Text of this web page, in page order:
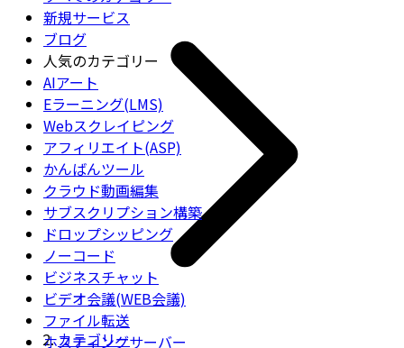
新規サービス
ブログ
人気のカテゴリー
AIアート
Eラーニング(LMS)
Webスクレイピング
アフィリエイト(ASP)
かんばんツール
クラウド動画編集
サブスクリプション構築
ドロップシッピング
ノーコード
ビジネスチャット
ビデオ会議(WEB会議)
ファイル転送
ホスティングサーバー
カテゴリー